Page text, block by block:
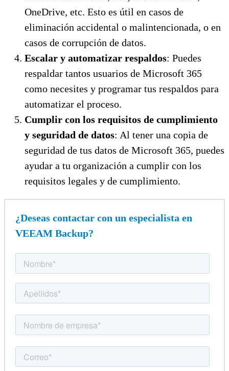
OneDrive, etc. Esto es útil en casos de
eliminación accidental o malintencionada, o en
casos de corrupción de datos.
Escalar y automatizar respaldos: Puedes
respaldar tantos usuarios de Microsoft 365
como necesites y programar tus respaldos para
automatizar el proceso.
Cumplir con los requisitos de cumplimiento
y seguridad de datos: Al tener una copia de
seguridad de tus datos de Microsoft 365, puedes
ayudar a tu organización a cumplir con los
requisitos legales y de cumplimiento.
¿Deseas contactar con un especialista en
VEEAM Backup?